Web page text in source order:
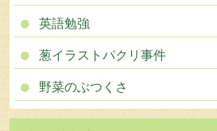
英語勉強
葱イラストパクリ事件
野菜のぶつくさ